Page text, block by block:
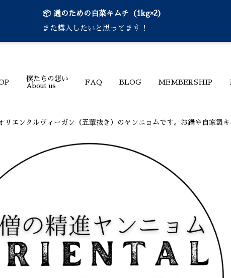
📦 通のための白菜キムチ（1kg×2）
また購入したいと思ってます！
僕たちの想い
About us
FAQ BLOG MEMBERSHIP
エンタルヴィーガン（五葷抜き）のヤンニョムです。お鍋や自家製